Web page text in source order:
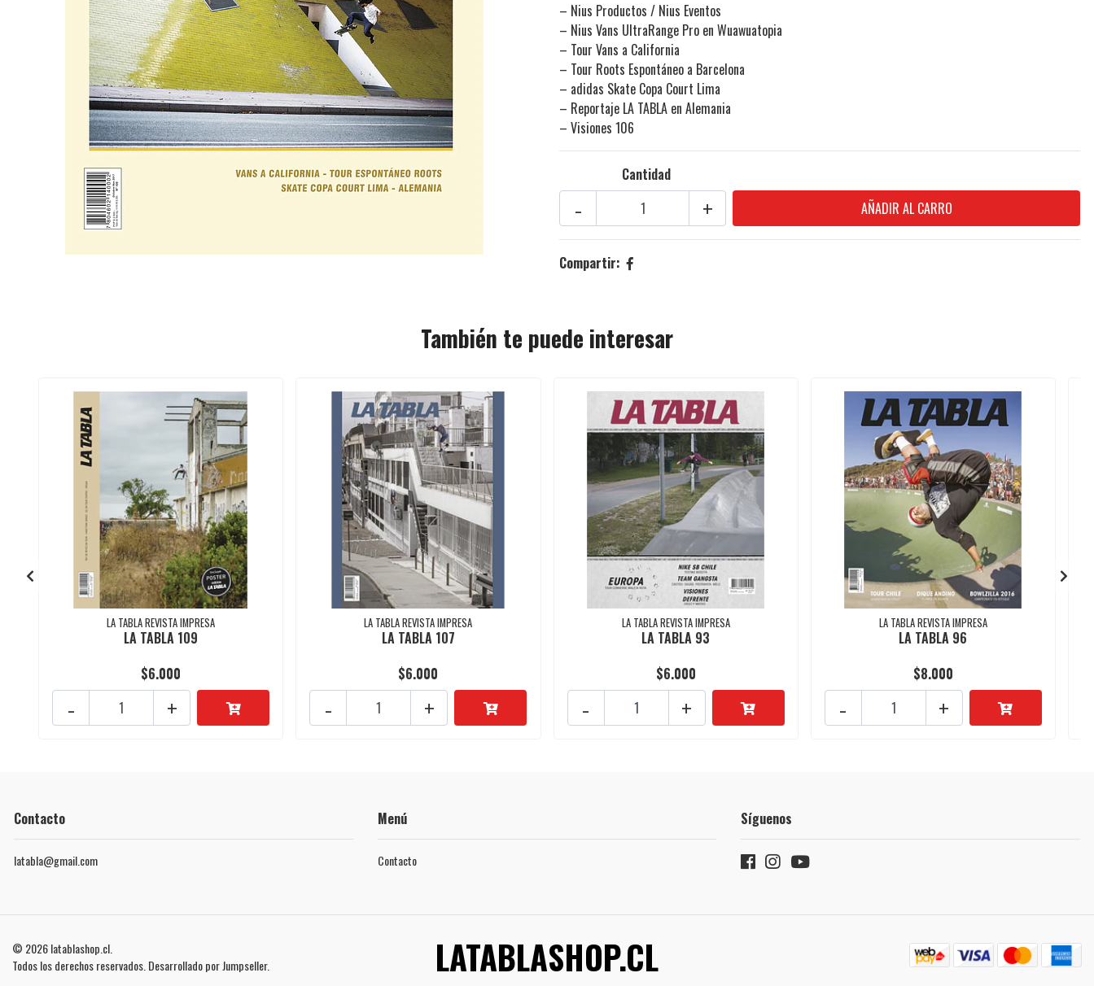
– Nius Productos / Nius Eventos
– Nius Vans UltraRange Pro en Wuawuatopia
– Tour Vans a California
– Tour Roots Espontáneo a Barcelona
– adidas Skate Copa Court Lima
– Reportaje LA TABLA en Alemania
– Visiones 106
Cantidad
+
-
Compartir:
También te puede interesar
LA TABLA REVISTA IMPRESA
LA TABLA 109
$6.000
+
-
LA TABLA REVISTA IMPRESA
LA TABLA 107
$6.000
+
-
LA TABLA REVISTA IMPRESA
LA TABLA 93
$6.000
+
-
LA TABLA REVISTA IMPRESA
LA TABLA 96
$8.000
+
-
Contacto
latabla@gmail.com
Menú
Contacto
Síguenos
© 2026 latablashop.cl.
Todos los derechos reservados.Desarrollado por Jumpseller. LATABLASHOP.CL